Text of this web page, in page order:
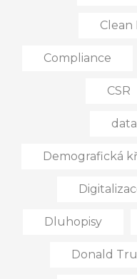
Clean
Compliance
CSR
Demografická
Dluhopisy
Donald